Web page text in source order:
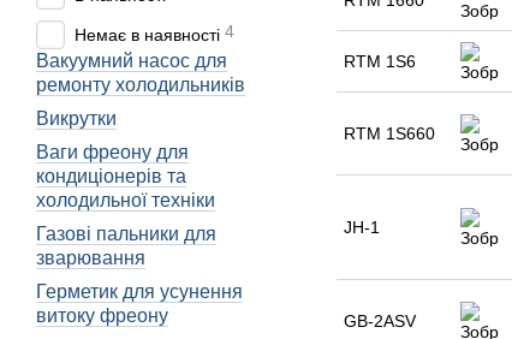
RTM 1S6
RTM 1S660
JH-1
GB-2ASV
Немає в наявності 4
Вакуумний насос для
ремонту холодильників
Викрутки
Ваги фреону для
кондиціонерів та
холодильної техніки
Газові пальники для
зварювання
Герметик для усунення
витоку фреону